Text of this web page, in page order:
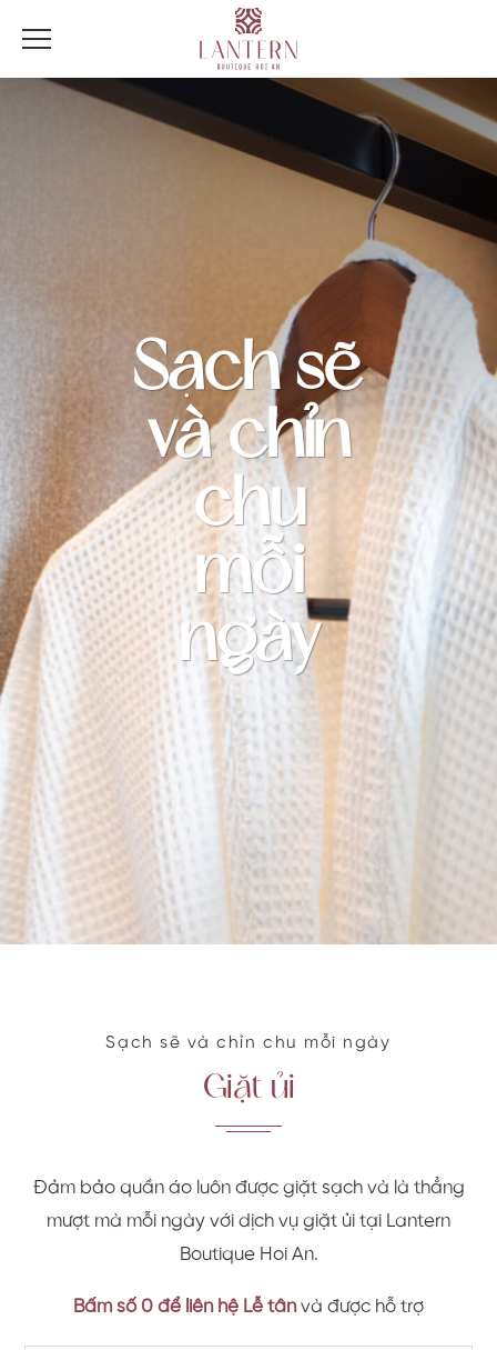
Sạch sẽ
và chỉn
chu
mỗi
ngày
Giặt ủi
Sạch sẽ và chỉn chu mỗi ngày
Đảm bảo quần áo luôn được giặt sạch và là thẳng
mượt mà mỗi ngày với dịch vụ giặt ủi tại Lantern
Boutique Hoi An.
Bấm số 0 để liên hệ Lễ tânvà được hỗ trợ